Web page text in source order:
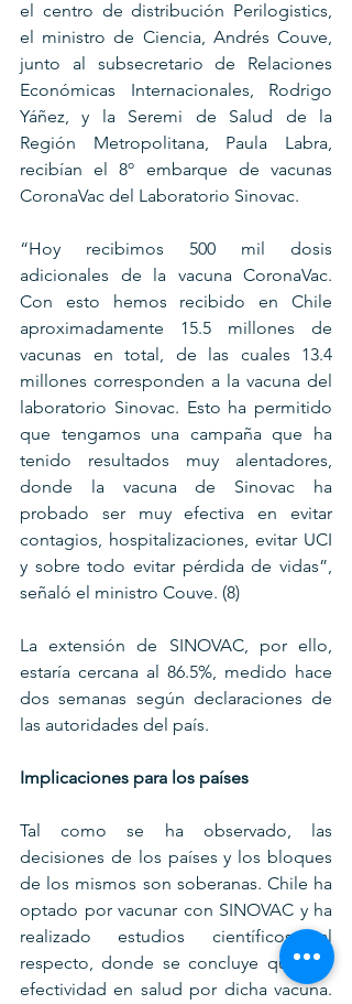
el centro de distribución Perilogistics,
el ministro de Ciencia, Andrés Couve,
junto al subsecretario de Relaciones
Económicas Internacionales, Rodrigo
Yáñez, y la Seremi de Salud de la
Región Metropolitana, Paula Labra,
recibían el 8º embarque de vacunas
CoronaVac del Laboratorio Sinovac.
“Hoy recibimos 500 mil dosis
adicionales de la vacuna CoronaVac.
Con esto hemos recibido en Chile
aproximadamente 15.5 millones de
vacunas en total, de las cuales 13.4
millones corresponden a la vacuna del
laboratorio Sinovac. Esto ha permitido
que tengamos una campaña que ha
tenido resultados muy alentadores,
donde la vacuna de Sinovac ha
probado ser muy efectiva en evitar
contagios, hospitalizaciones, evitar UCI
y sobre todo evitar pérdida de vidas”,
señaló el ministro Couve. (8)
La extensión de SINOVAC, por ello,
estaría cercana al 86.5%, medido hace
dos semanas según declaraciones de
las autoridades del país.
Implicaciones para los países
Tal como se ha observado, las
decisiones de los países y los bloques
de los mismos son soberanas. Chile ha
optado por vacunar con SINOVAC y ha
realizado estudios científicos al
respecto, donde se concluye que hay
efectividad en salud por dicha vacuna.